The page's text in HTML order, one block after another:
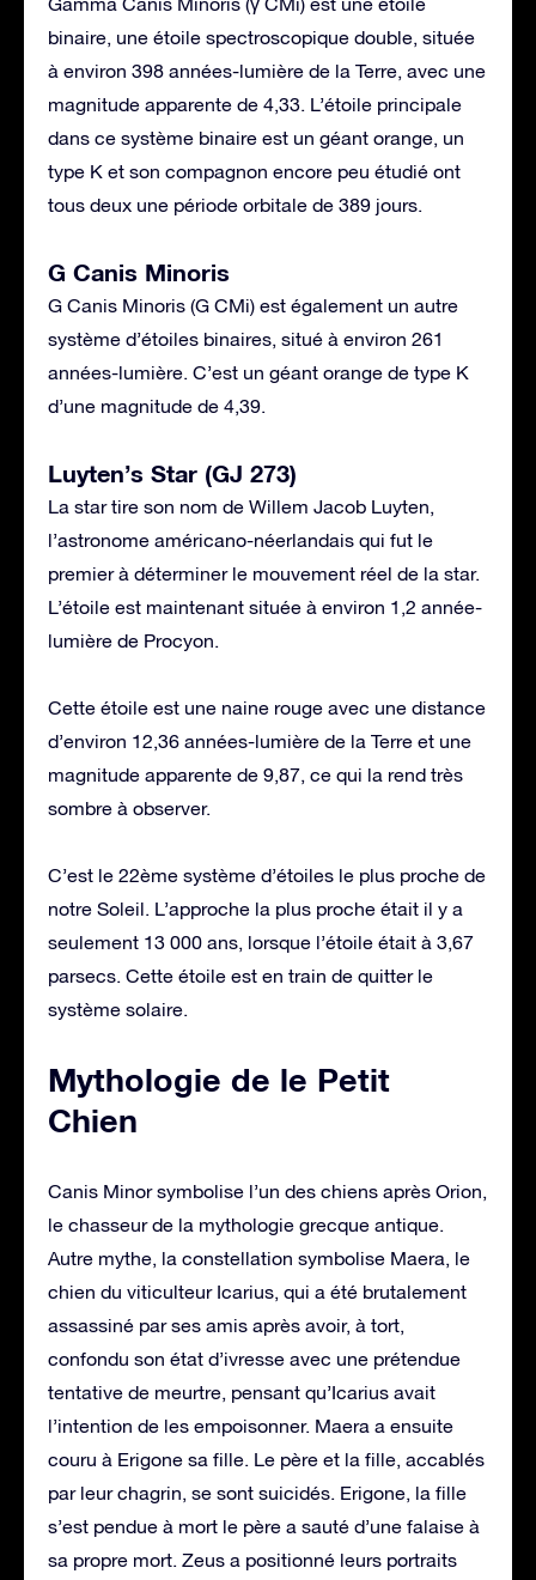
binaire, une étoile spectroscopique double, située
à environ 398 années-lumière de la Terre, avec une
magnitude apparente de 4,33. L’étoile principale
dans ce système binaire est un géant orange, un
type K et son compagnon encore peu étudié ont
tous deux une période orbitale de 389 jours.
G Canis Minoris
G Canis Minoris (G CMi) est également un autre
système d’étoiles binaires, situé à environ 261
années-lumière. C’est un géant orange de type K
d’une magnitude de 4,39.
Luyten’s Star (GJ 273)
La star tire son nom de Willem Jacob Luyten,
l’astronome américano-néerlandais qui fut le
premier à déterminer le mouvement réel de la star.
L’étoile est maintenant située à environ 1,2 année-
lumière de Procyon.
Cette étoile est une naine rouge avec une distance
d’environ 12,36 années-lumière de la Terre et une
magnitude apparente de 9,87, ce qui la rend très
sombre à observer.
C’est le 22ème système d’étoiles le plus proche de
notre Soleil. L’approche la plus proche était il y a
seulement 13 000 ans, lorsque l’étoile était à 3,67
parsecs. Cette étoile est en train de quitter le
système solaire.
Mythologie de le Petit
Chien
Canis Minor symbolise l’un des chiens après Orion,
le chasseur de la mythologie grecque antique.
Autre mythe, la constellation symbolise Maera, le
chien du viticulteur Icarius, qui a été brutalement
assassiné par ses amis après avoir, à tort,
confondu son état d’ivresse avec une prétendue
tentative de meurtre, pensant qu’Icarius avait
l’intention de les empoisonner. Maera a ensuite
couru à Erigone sa fille. Le père et la fille, accablés
par leur chagrin, se sont suicidés. Erigone, la fille
s’est pendue à mort le père a sauté d’une falaise à
sa propre mort. Zeus a positionné leurs portraits